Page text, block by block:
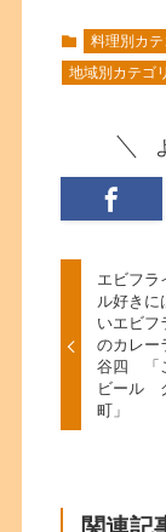
料理別カ
地域別カテゴ
エビフラ
ル好きに
いエビフ
のカレ
谷四 「
ビール
町」